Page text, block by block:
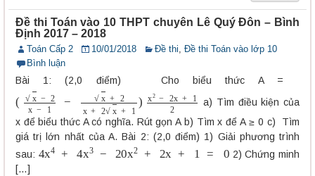
Đề thi Toán vào 10 THPT chuyên Lê Quý Đôn – Bình
Định 2017 – 2018
Toán Cấp 2 10/01/2018 Đề thi, Đề thi Toán vào lớp 10
Bình luận
Bài 1: (2,0 điểm) Cho biểu thức A =
( −2 x−1 +2x + 1) − 2x + 12
a) Tìm điều kiện của
x để biểu thức A có nghĩa. Rút gọn A b) Tìm x để A ≥ 0 c) Tìm
giá trị lớn nhất của A. Bài 2: (2,0 điểm) 1) Giải phương trình
sau:
4 4 3 20 +2 +
2) Chứng minh
[…]